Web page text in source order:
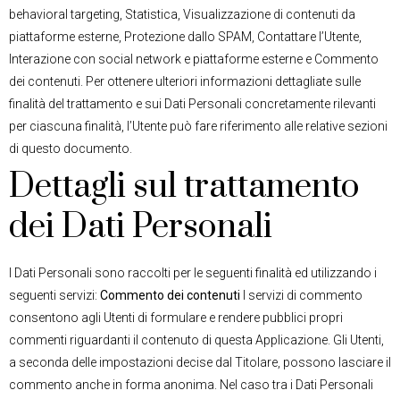
behavioral targeting, Statistica, Visualizzazione di contenuti da
piattaforme esterne, Protezione dallo SPAM, Contattare l’Utente,
Interazione con social network e piattaforme esterne e Commento
dei contenuti. Per ottenere ulteriori informazioni dettagliate sulle
finalità del trattamento e sui Dati Personali concretamente rilevanti
per ciascuna finalità, l’Utente può fare riferimento alle relative sezioni
di questo documento.
Dettagli sul trattamento
dei Dati Personali
I Dati Personali sono raccolti per le seguenti finalità ed utilizzando i
seguenti servizi: Commento dei contenuti I servizi di commento
consentono agli Utenti di formulare e rendere pubblici propri
commenti riguardanti il contenuto di questa Applicazione. Gli Utenti,
a seconda delle impostazioni decise dal Titolare, possono lasciare il
commento anche in forma anonima. Nel caso tra i Dati Personali